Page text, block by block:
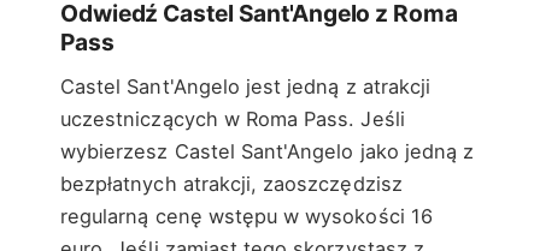
Odwiedź Castel Sant'Angelo z Roma
Pass
Castel Sant'Angelo jest jedną z atrakcji
uczestniczących w Roma Pass. Jeśli
wybierzesz Castel Sant'Angelo jako jedną z
bezpłatnych atrakcji, zaoszczędzisz
regularną cenę wstępu w wysokości 16